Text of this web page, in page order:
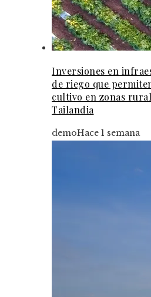
Inversiones en
de riego que
cultivo en zonas
Tailandia
demoHace 1 semana